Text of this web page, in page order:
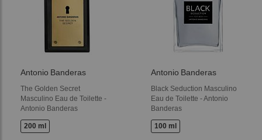
Antonio Banderas
The Golden Secret
Masculino Eau de Toilette -
Antonio Banderas
200 ml
Antonio Banderas
Black Seduction Masculino
Eau de Toilette - Antonio
Banderas
100 ml